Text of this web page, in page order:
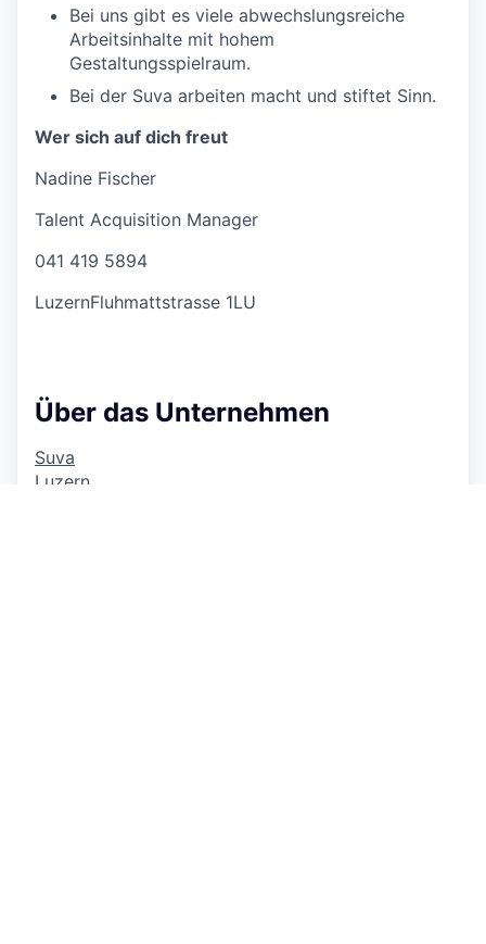
Bei uns gibt es viele abwechslungsreiche
Arbeitsinhalte mit hohem
Gestaltungsspielraum.
Bei der Suva arbeiten macht und stiftet Sinn.
Wer sich auf dich freut
Nadine Fischer
Talent Acquisition Manager
041 419 5894
LuzernFluhmattstrasse 1LU
Über das Unternehmen
Suva
Luzern